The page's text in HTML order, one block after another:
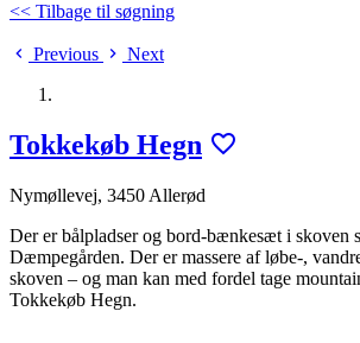
<< Tilbage til søgning
Previous Next
Tokkekøb Hegn
Nymøllevej, 3450 Allerød
Der er bålpladser og bord-bænkesæt i skoven
Dæmpegården. Der er massere af løbe-,
skoven – og man kan med fordel tage
Tokkekøb Hegn.